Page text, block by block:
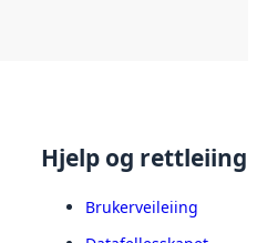
Hjelp og rettleiing
Brukerveileiing